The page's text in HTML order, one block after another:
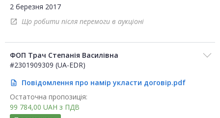
2 березня 2017
open_in_new Що робити після перемоги в аукціоні
ФОП Трач Степанія Василівна
#2301909309 (UA-EDR)
description
Повідомлення про намір укласти договір.pdf
Остаточна пропозиція:
99 784,00 UAH з ПДВ